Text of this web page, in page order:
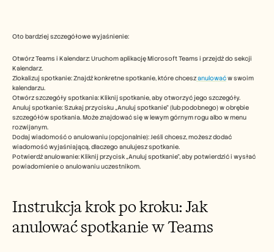
Oto bardziej szczegółowe wyjaśnienie:
Otwórz Teams i Kalendarz: Uruchom aplikację Microsoft Teams i przejdź do sekcji
Kalendarz.
Zlokalizuj spotkanie: Znajdź konkretne spotkanie, które chcesz anulować w swoim
kalendarzu.
Otwórz szczegóły spotkania: Kliknij spotkanie, aby otworzyć jego szczegóły.
Anuluj spotkanie: Szukaj przycisku „Anuluj spotkanie” (lub podobnego) w obrębie
szczegółów spotkania. Może znajdować się w lewym górnym rogu albo w menu
rozwijanym.
Dodaj wiadomość o anulowaniu (opcjonalnie): Jeśli chcesz, możesz dodać
wiadomość wyjaśniającą, dlaczego anulujesz spotkanie.
Potwierdź anulowanie: Kliknij przycisk „Anuluj spotkanie”, aby potwierdzić i wysłać
powiadomienie o anulowaniu uczestnikom.
Instrukcja krok po kroku: Jak
anulować spotkanie w Teams
Help Center
Partner Program
Change Management
Sales Enablement
Pre-sales
Product Marketing
Customer Success
Training
See more